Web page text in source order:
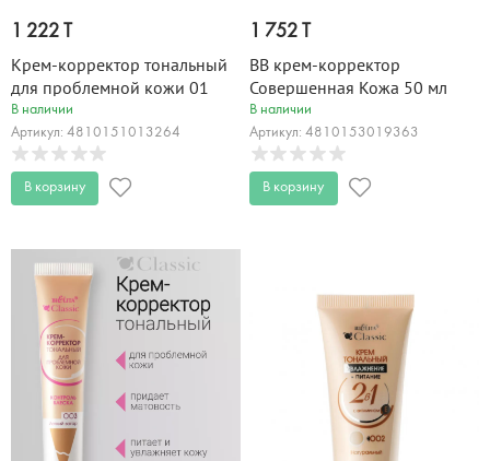
1 222 T
Крем-корректор тональный
для проблемной кожи 01
Беж Classic 20 мл
В наличии
Артикул: 4810151013264
В корзину
1 752 T
ВВ крем-корректор
Совершенная Кожа 50 мл
В наличии
Артикул: 4810153019363
В корзину